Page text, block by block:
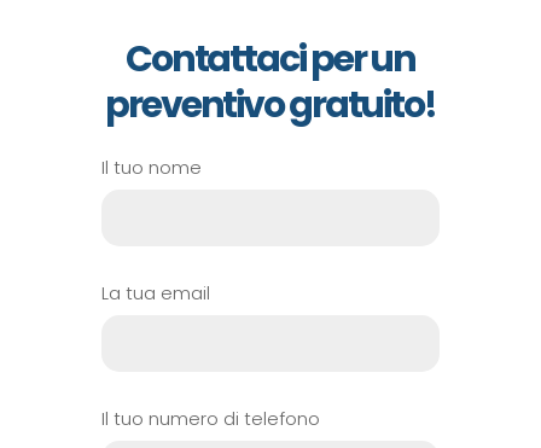
Contattaci per un
preventivo gratuito!
Il tuo nome
La tua email
Il tuo numero di telefono